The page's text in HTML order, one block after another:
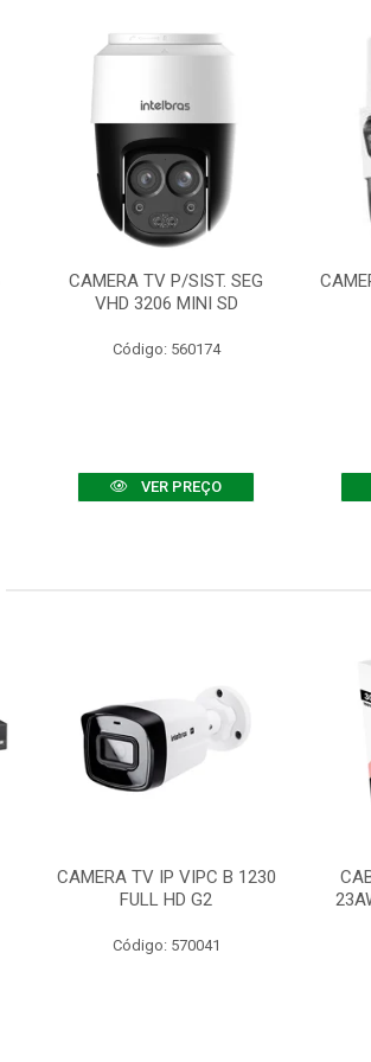
CAMERA TV P/SIST. SEG
VHD 3206 MINI SD
Código: 560174
VER PREÇO
CAMERA TV IP VIPC B 1230
FULL HD G2
Código: 570041